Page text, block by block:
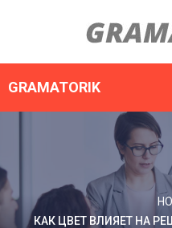
КАК ЦВЕТ ВЛИЯЕТ НА